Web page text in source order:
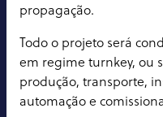
propagação.
Todo o projeto será
em regime turnkey, ou
produção, transporte,
automação e